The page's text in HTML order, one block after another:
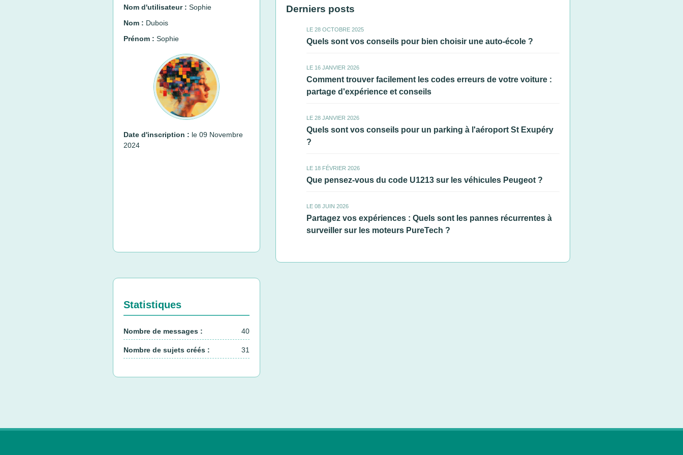
Nom d'utilisateur : Sophie
Nom : Dubois
Prénom : Sophie
Date d'inscription : le 09 Novembre
2024
Derniers posts
LE 28 OCTOBRE 2025
Quels sont vos conseils pour bien choisir une auto-école ?
LE 16 JANVIER 2026
Comment trouver facilement les codes erreurs de votre voiture :
partage d'expérience et conseils
LE 28 JANVIER 2026
Quels sont vos conseils pour un parking à l'aéroport St Exupéry
?
LE 18 FÉVRIER 2026
Que pensez-vous du code U1213 sur les véhicules Peugeot ?
LE 08 JUIN 2026
Partagez vos expériences : Quels sont les pannes récurrentes à
surveiller sur les moteurs PureTech ?
Statistiques
Nombre de messages : 40
Nombre de sujets créés : 31